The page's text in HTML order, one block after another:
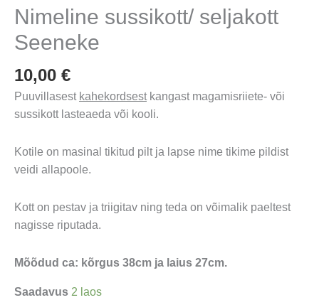
Nimeline sussikott/ seljakott
Seeneke
10,00 €
Puuvillasest kahekordsestkangast magamisriiete- või
sussikott lasteaeda või kooli.
Kotile on masinal tikitud pilt ja lapse nime tikime pildist
veidi allapoole.
Kott on pestav ja triigitav ning teda on võimalik paeltest
nagisse riputada.
Mõõdud ca: kõrgus 38cm ja laius 27cm.
Saadavus 2 laos